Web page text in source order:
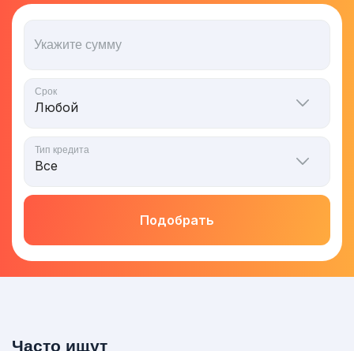
Укажите сумму
Срок
Тип кредита
Подобрать
Часто ищут